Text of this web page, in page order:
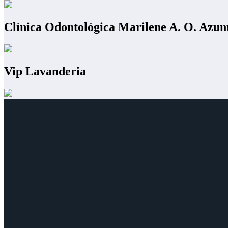
Clínica Odontológica Marilene A. O.
Vip Lavanderia